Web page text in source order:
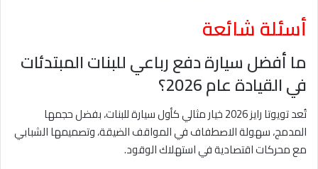
أسئلة شائعة
ما أفضل سيارة دفع رباعي للبنات المبتدئات
في القيادة عام 2026؟
تُعد تويوتا رايز 2026 خيار مثالي كأول سيارة للبنات، بفضل حجمها
المدمج، سهولة الاصطفاف في المواقف الضيقة، وتصميمها الشبابي
مع محركات اقتصادية في استهلاك الوقود.